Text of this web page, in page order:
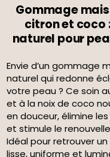
Gommage
citron et coco
naturel pour
Envie d’un gommage
naturel qui redonne
votre peau ? Ce soin
et à la noix de coco
en douceur, élimine
et stimule le
Idéal pour retrouver
lisse, uniforme et